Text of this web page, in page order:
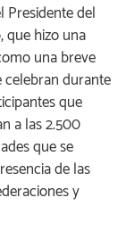
Presidente del
que hizo una
una breve
celebran durante
que
a las 2.500
que se
de las
y